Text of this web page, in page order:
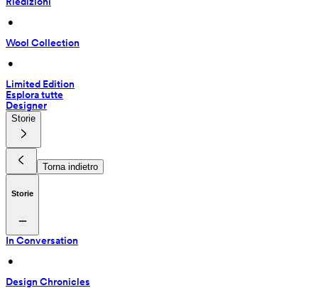
•
Wool Collection
•
Limited Edition
Esplora tutte
Designer
Storie
Torna indietro
Storie
In Conversation
•
Design Chronicles